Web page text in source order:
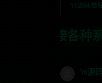
YS源码,整
统开发，区块链
Ys源码